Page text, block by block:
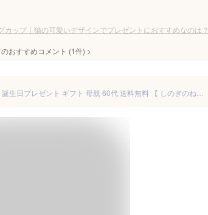
カップ｜猫の可愛いデザインでプレゼントにおすすめなのは？
おすすめコメント (1件) >